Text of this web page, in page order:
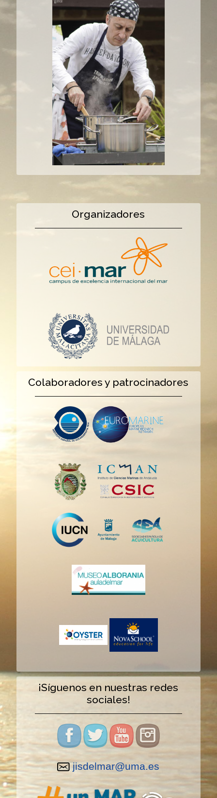
Organizadores
Colaboradores y patrocinadores
¡Síguenos en nuestras redes
sociales!
jisdelmar@uma.es